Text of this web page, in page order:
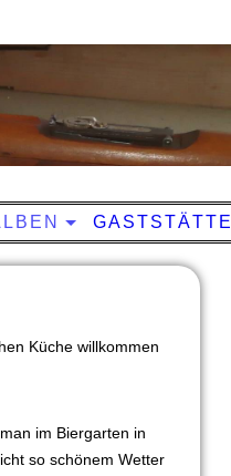
GASTSTÄTTE
Küche willkommen
im Biergarten in
so schönem Wetter